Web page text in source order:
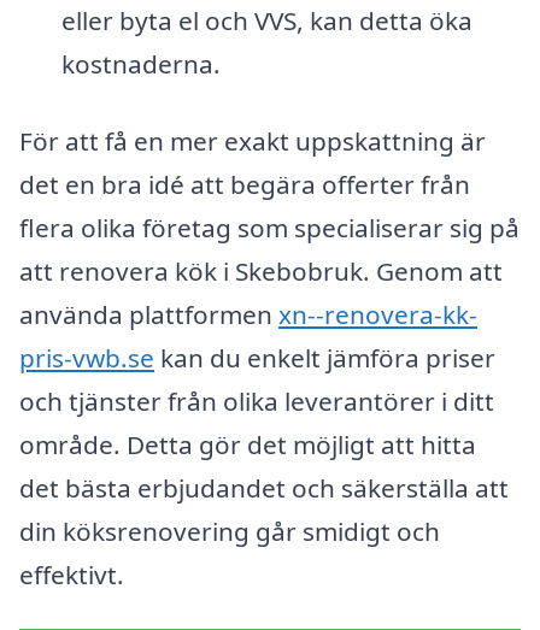
eller byta el och VVS, kan detta öka
kostnaderna.
För att få en mer exakt uppskattning är
det en bra idé att begära offerter från
flera olika företag som specialiserar sig på
att renovera kök i Skebobruk. Genom att
använda plattformen xn--renovera-kk-
pris-vwb.se kan du enkelt jämföra priser
och tjänster från olika leverantörer i ditt
område. Detta gör det möjligt att hitta
det bästa erbjudandet och säkerställa att
din köksrenovering går smidigt och
effektivt.